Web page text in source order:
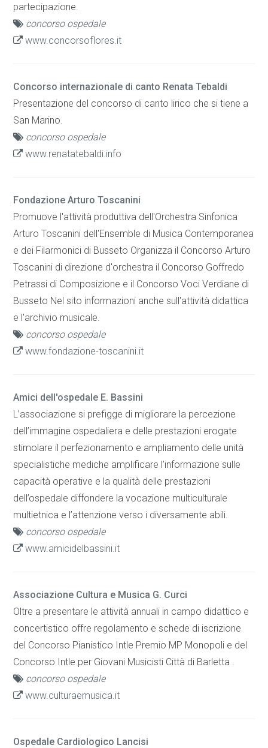
partecipazione.
concorso ospedale
www.concorsoflores.it
Concorso internazionale di canto Renata Tebaldi
Presentazione del concorso di canto lirico che si tiene a
San Marino.
concorso ospedale
www.renatatebaldi.info
Fondazione Arturo Toscanini
Promuove l'attività produttiva dell'Orchestra Sinfonica
Arturo Toscanini dell'Ensemble di Musica Contemporanea
e dei Filarmonici di Busseto Organizza il Concorso Arturo
Toscanini di direzione d'orchestra il Concorso Goffredo
Petrassi di Composizione e il Concorso Voci Verdiane di
Busseto Nel sito informazioni anche sull'attività didattica
e l'archivio musicale.
concorso ospedale
www.fondazione-toscanini.it
Amici dell'ospedale E. Bassini
L’associazione si prefigge di migliorare la percezione
dell’immagine ospedaliera e delle prestazioni erogate
stimolare il perfezionamento e ampliamento delle unità
specialistiche mediche amplificare l’informazione sulle
capacità operative e la qualità delle prestazioni
dell’ospedale diffondere la vocazione multiculturale
multietnica e l’attenzione verso i diversamente abili.
concorso ospedale
www.amicidelbassini.it
Associazione Cultura e Musica G. Curci
Oltre a presentare le attività annuali in campo didattico e
concertistico offre regolamento e schede di iscrizione
del Concorso Pianistico Intle Premio MP Monopoli e del
Concorso Intle per Giovani Musicisti Città di Barletta .
concorso ospedale
www.culturaemusica.it
Ospedale Cardiologico Lancisi